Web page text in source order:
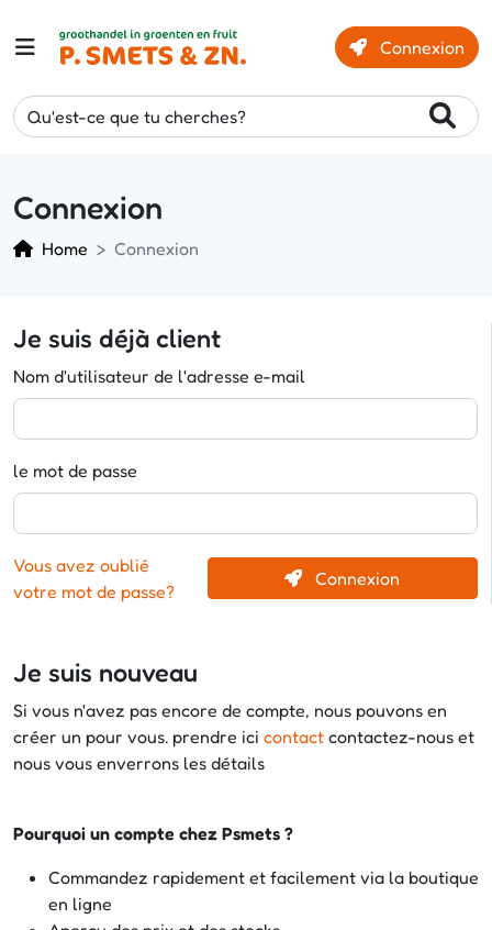
Connexion
Qu'est-ce que tu cherches?
Connexion
Home Connexion
Je suis déjà client
Nom d'utilisateur de l'adresse e-mail
le mot de passe
Vous avez oublié
votre mot de passe?
Connexion
Je suis nouveau
Si vous n'avez pas encore de compte, nous pouvons en
créer un pour vous. prendre ici contact contactez-nous et
nous vous enverrons les détails
Pourquoi un compte chez Psmets ?
Commandez rapidement et facilement via la boutique
en ligne